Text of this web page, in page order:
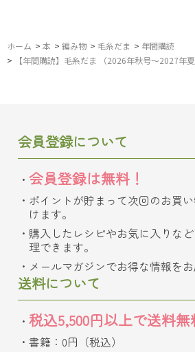
ホーム > 本 > 編み物 > 毛糸だま > 年間購読
>
【年間購読】毛糸だま （2026年秋号～2027年夏
会員登録について
会員登録は無料！
ポイントが貯まって次回のお買
けます。
購入したレシピやお気に入りな
理できます。
メールマガジンでお得な情報をお
送料について
税込5,500円以上で送料無
書籍：0円（税込）